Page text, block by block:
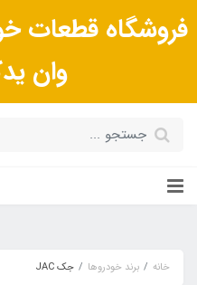
فروشگاه قطعات
وان
خانه برند خودروها جک JAC